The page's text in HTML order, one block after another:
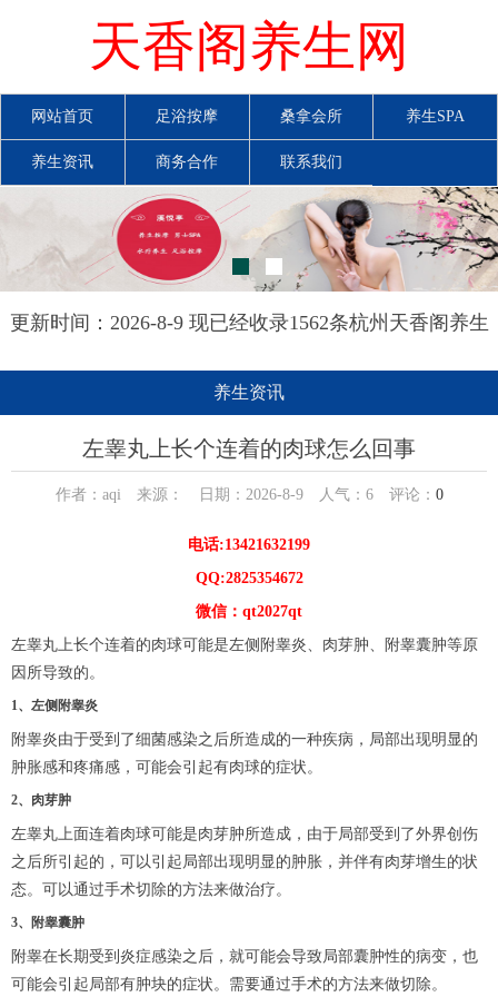
天香阁养生网
网站首页 足浴按摩 桑拿会所 养生SPA
养生资讯 商务合作 联系我们
更新时间：2026-8-9 现已经收录1562条杭州天香阁养生
养生资讯
左睾丸上长个连着的肉球怎么回事
作者：aqi 来源： 日期：2026-8-9 人气： 6评论： 0
电话:13421632199
QQ:2825354672
微信：qt2027qt
左睾丸上长个连着的肉球可能是左侧附睾炎、肉芽肿、附睾囊肿等原
因所导致的。
1、左侧附睾炎
附睾炎由于受到了细菌感染之后所造成的一种疾病，局部出现明显的
肿胀感和疼痛感，可能会引起有肉球的症状。
2、肉芽肿
左睾丸上面连着肉球可能是肉芽肿所造成，由于局部受到了外界创伤
之后所引起的，可以引起局部出现明显的肿胀，并伴有肉芽增生的状
态。可以通过手术切除的方法来做治疗。
3、附睾囊肿
附睾在长期受到炎症感染之后，就可能会导致局部囊肿性的病变，也
可能会引起局部有肿块的症状。需要通过手术的方法来做切除。